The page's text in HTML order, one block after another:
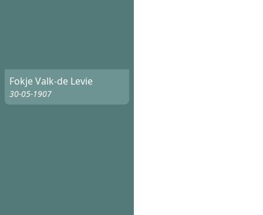
Fokje Valk-de Levie
30-05-1907